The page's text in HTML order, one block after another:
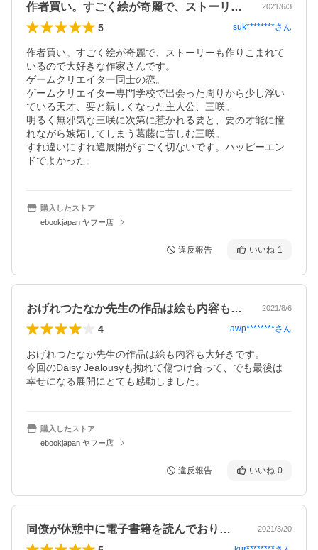
作者買い。すごく絵が奇麗で、ストーリー… 2021/6/3
5 suk********さん
作者買い。すごく絵が奇麗で、ストーリーも作りこまれて
いるので大好きな作家さんです。
ゲームクリエイター同士の恋。
ゲームクリエイター専門学校で出会った周りから少し浮い
ている天才、要と親しくなった主人公、三咲。
明るく無邪気な三咲に次第に惹かれる要と、要の才能に憧
れながら嫉妬してしまう葛藤に苦しむ三咲。
すれ違いにすれ違展開がすごく切ないです。ハッピーエン
ドでよかった。
購入したストア
ebookjapan ヤフー店
違反報告 いいね 1
おげれつたなか先生の作品は絵も内容も大… 2021/8/6
4 awp********さん
おげれつたなか先生の作品は絵も内容も大好きです。
今回のDaisy Jealousyも拗れて傷つけ合って、でも最後は
幸せになる展開にとても感動しました。
購入したストア
ebookjapan ヤフー店
違反報告 いいね 0
同僚が休憩中に電子書籍を読んでおり真似… 2021/3/20